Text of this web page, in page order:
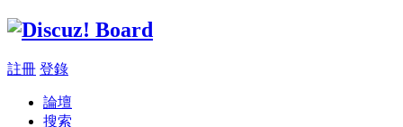
註冊 登錄
論壇
搜索